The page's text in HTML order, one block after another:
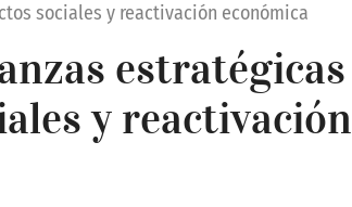
sociales y reactivación económica
estratégicas
y reactivación